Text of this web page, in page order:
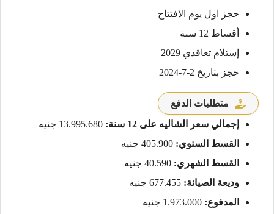
حجز اول يوم الافتتاح
أقساط 12 سنة
إستلام تعاقدي 2029
حجز بتاريخ 2-7-2024
متطلبات الدفع
إجمالي سعر الشاليه على 12 سنة:
القسط السنوي:
القسط الشهري:
وديعة الصيانة:
المدفوع: